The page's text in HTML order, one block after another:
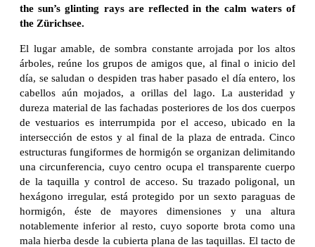
the sun’s glinting rays are reflected in the calm waters of
the Zürichsee.
El lugar amable, de sombra constante arrojada por los altos
árboles, reúne los grupos de amigos que, al final o inicio del
día, se saludan o despiden tras haber pasado el día entero, los
cabellos aún mojados, a orillas del lago. La austeridad y
dureza material de las fachadas posteriores de los dos cuerpos
de vestuarios es interrumpida por el acceso, ubicado en la
intersección de estos y al final de la plaza de entrada. Cinco
estructuras fungiformes de hormigón se organizan delimitando
una circunferencia, cuyo centro ocupa el transparente cuerpo
de la taquilla y control de acceso. Su trazado poligonal, un
hexágono irregular, está protegido por un sexto paraguas de
hormigón, éste de mayores dimensiones y una altura
notablemente inferior al resto, cuyo soporte brota como una
mala hierba desde la cubierta plana de las taquillas. El tacto de